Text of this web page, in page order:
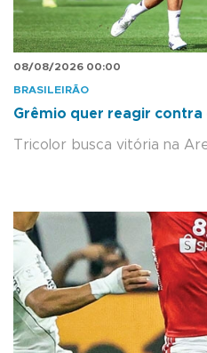
08/08/2026 00:00
BRASILEIRÃO
Grêmio quer reagir contra
Tricolor busca vitória na